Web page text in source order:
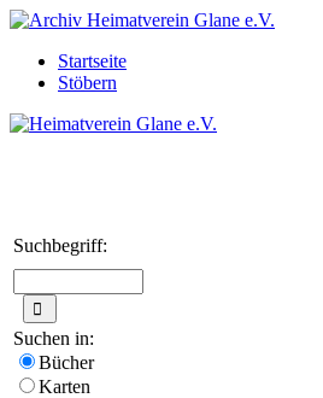
Startseite
Stöbern
Suchbegriff:
Suchen in:
Bücher
Karten